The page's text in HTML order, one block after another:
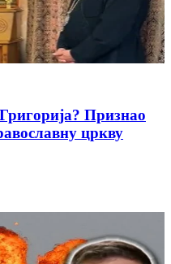
Признао
цркву